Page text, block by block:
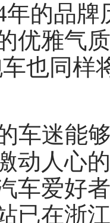
的品牌
优雅气
车也同
车迷能
动人心
车爱好
已在浙